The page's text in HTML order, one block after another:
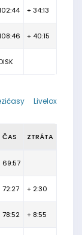
+ 34:13
+ 40:15
Livelox
ČAS ZTRÁTA
69:57
72:27 + 2:30
78:52 + 8:55